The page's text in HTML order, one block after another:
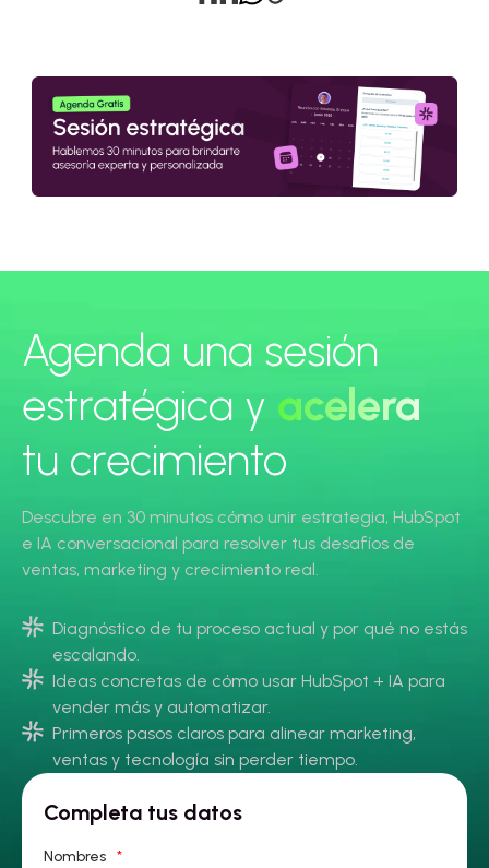
Agenda una sesión
estratégica y acelera
tu crecimiento
Descubre en 30 minutos cómo unir estrategia, HubSpot
e IA conversacional para resolver tus desafíos de
ventas, marketing y crecimiento real.
Diagnóstico de tu proceso actual y por qué no estás
escalando.
Ideas concretas de cómo usar HubSpot + IA para
vender más y automatizar.
Primeros pasos claros para alinear marketing,
ventas y tecnología sin perder tiempo.
Completa tus datos
Nombres *